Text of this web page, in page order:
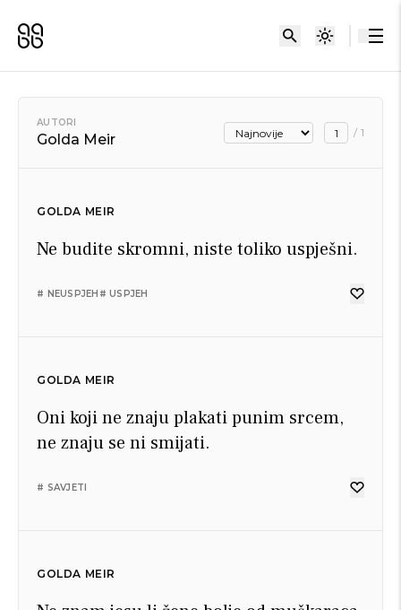
AUTORI
Golda Meir / 1
GOLDA MEIR
Ne budite skromni, niste toliko uspješni.
# NEUSPJEH # USPJEH
GOLDA MEIR
Oni koji ne znaju plakati punim srcem,
ne znaju se ni smijati.
# SAVJETI
GOLDA MEIR